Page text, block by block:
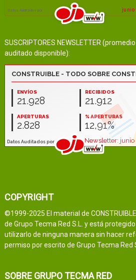
SUSCRIPTORES NEWSLETTER
auditado disponible):
COPYRIGHT
©1999-2025 El material de
de Grupo Tecma Red S.L. y está
utilizarlo de ninguna manera sin hacer
permiso por escrito de Grupo Tecma Red
SOBRE GRUPO TECMA RED